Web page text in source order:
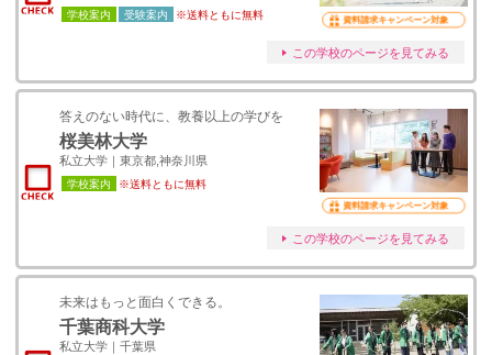
学校案内 受験案内 ※送料ともに無料 資料請求キャンペーン対象
この学校のページを見てみる
答えのない時代に、教養以上の学びを
桜美林大学
私立大学｜東京都,神奈川県
学校案内 ※送料ともに無料
資料請求キャンペーン対象
この学校のページを見てみる
未来はもっと面白くできる。
千葉商科大学
私立大学｜千葉県